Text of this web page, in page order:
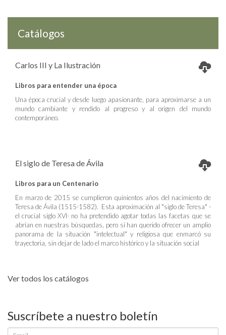
Catálogos
Carlos III y La Ilustración
Libros para entender una época
Una época crucial y desde luego apasionante, para aproximarse a un
mundo cambiante y rendido al progreso y al origen del mundo
contemporáneo.
El siglo de Teresa de Ávila
Libros para un Centenario
En marzo de 2015 se cumplieron quinientos años del nacimiento de
Teresa de Ávila (1515-1582). Esta aproximación al "siglo de Teresa" -
el crucial siglo XVI- no ha pretendido agotar todas las facetas que se
abrían en nuestras búsquedas, pero sí han querido ofrecer un amplio
panorama de la situación "intelectual" y religiosa que enmarcó su
trayectoria, sin dejar de lado el marco histórico y la situación social
Ver todos los catálogos
Suscríbete a nuestro boletín